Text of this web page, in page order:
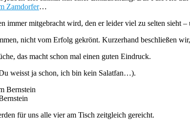
Zamdorfer…
immer mitgebracht wird, den er leider viel zu selten sieht
nicht vom Erfolg gekrönt. Kurzerhand beschließen
das macht schon mal einen guten Eindruck.
weisst ja schon, ich bin kein Salatfan…).
für uns alle vier am Tisch zeitgleich gereicht.